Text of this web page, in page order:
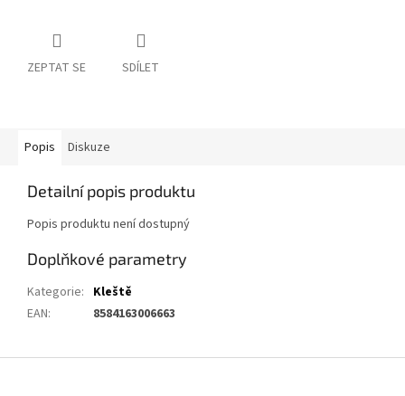
ZEPTAT SE SDÍLET
Popis Diskuze
Detailní popis produktu
Popis produktu není dostupný
Doplňkové parametry
Kategorie: Kleště
EAN: 8584163006663